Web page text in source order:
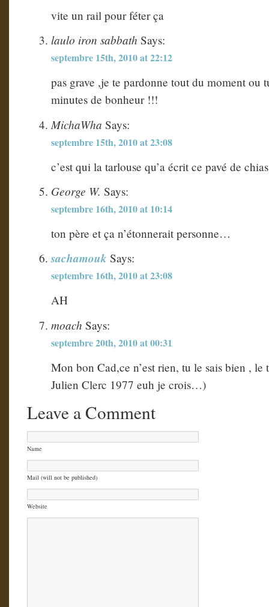
vite un rail pour féter ça
laulo iron sabbath Says:
septembre 15th, 2010 at 22:12
pas grave ,je te pardonne tout du moment ou
minutes de bonheur !!!
MichaWha Says:
septembre 15th, 2010 at 23:08
c’est qui la tarlouse qu’a écrit ce pavé de
George W. Says:
septembre 16th, 2010 at 10:14
ton père et ça n’étonnerait personne…
sachamouk Says:
septembre 16th, 2010 at 23:08
AH
moach Says:
septembre 20th, 2010 at 00:31
Mon bon Cad,ce n’est rien, tu le sais bien , le
Julien Clerc 1977 euh je crois…)
Leave a Comment
Name
Mail (will not be published)
Website